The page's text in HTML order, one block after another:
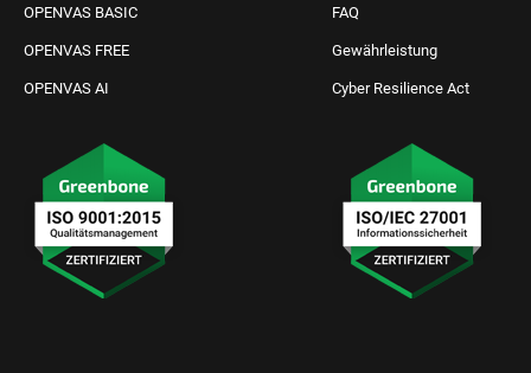
OPENVAS BASIC
OPENVAS FREE
OPENVAS AI
FAQ
Gewährleistung
Cyber Resilience Act